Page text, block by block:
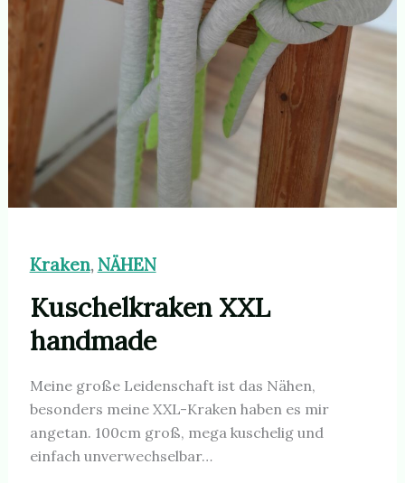
Kraken, NÄHEN
Kuschelkraken XXL
handmade
Meine große Leidenschaft ist das Nähen,
besonders meine XXL-Kraken haben es mir
angetan. 100cm groß, mega kuschelig und
einfach unverwechselbar…